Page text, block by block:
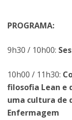
PROGRAMA:
9h30 / 10h00:
10h00 / 11h30:
filosofia Lean e
uma cultura de
Enfermagem